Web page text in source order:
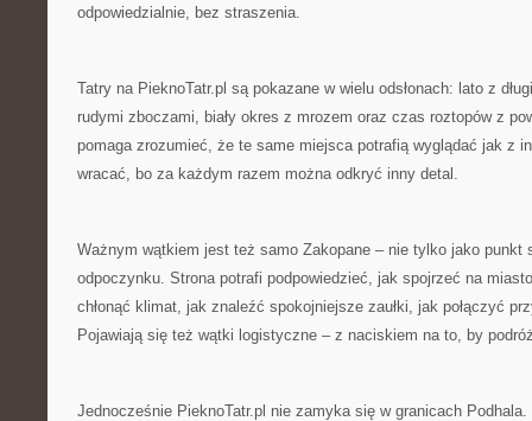
odpowiedzialnie, bez straszenia.
Tatry na PieknoTatr.pl są pokazane w wielu odsłonach: lato z
rudymi zboczami, biały okres z mrozem oraz czas roztopów z
pomaga zrozumieć, że te same miejsca potrafią wyglądać jak z
wracać, bo za każdym razem można odkryć inny detal.
Ważnym wątkiem jest też samo Zakopane – nie tylko jako punkt
odpoczynku. Strona potrafi podpowiedzieć, jak spojrzeć na
chłonąć klimat, jak znaleźć spokojniejsze zaułki, jak połączyć
Pojawiają się też wątki logistyczne – z naciskiem na to, by
Jednocześnie PieknoTatr.pl nie zamyka się w granicach Podhala.